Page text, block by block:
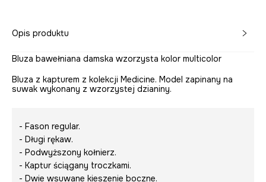
Opis produktu
Bluza bawełniana damska wzorzysta kolor multicolor
Bluza z kapturem z kolekcji Medicine. Model zapinany na
suwak wykonany z wzorzystej dzianiny.
- Fason regular.
- Długi rękaw.
- Podwyższony kołnierz.
- Kaptur ściągany troczkami.
- Dwie wsuwane kieszenie boczne.